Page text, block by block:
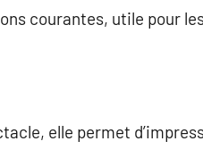
courantes, utile pour
elle permet